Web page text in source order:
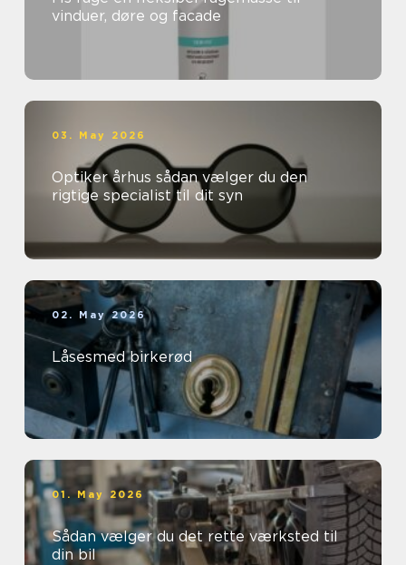
vinduer, døre og facade
03. May 2026
Optiker århus sådan vælger du den
rigtige specialist til dit syn
02. May 2026
Låsesmed birkerød
01. May 2026
Sådan vælger du det rette værksted til
din bil